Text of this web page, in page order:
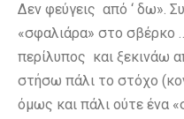
Δεν φεύγεις από ‘ δω».
«σφαλιάρα» στο σβέρκο
περίλυπος και ξεκινάω
στήσω πάλι το στόχο
όμως και πάλι ούτε ένα